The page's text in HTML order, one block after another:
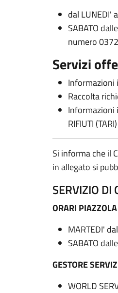
dal LUNEDI'
SABATO
numero
Servizi
Informazioni
Raccolta
Informazioni
RIFIUTI (TARI)
Si informa che il
in allegato si
SERVIZIO DI
ORARI
MARTEDI'
SABATO
GESTORE
WORLD